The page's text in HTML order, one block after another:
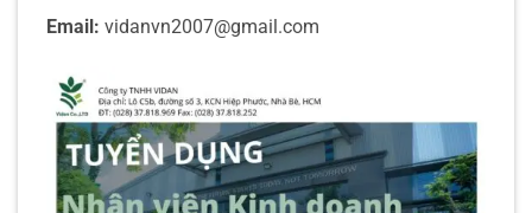
Email: vidanvn2007@gmail.com